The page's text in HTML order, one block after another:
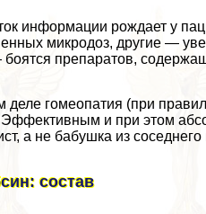
информации рождает у
микродоз, другие —
боятся препаратов,
деле гомеопатия (при
Эффективным и при этом
а не бабушка из
состав